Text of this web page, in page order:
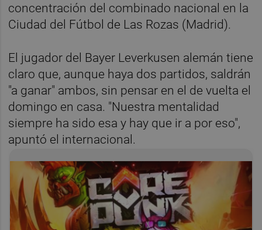
concentración del combinado nacional en la
Ciudad del Fútbol de Las Rozas (Madrid).
El jugador del Bayer Leverkusen alemán tiene
claro que, aunque haya dos partidos, saldrán
"a ganar" ambos, sin pensar en el de vuelta el
domingo en casa. "Nuestra mentalidad
siempre ha sido esa y hay que ir a por eso",
apuntó el internacional.